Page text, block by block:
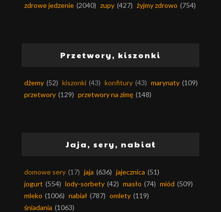
zdrowe jedzenie (2040) zupy (427) żyjmy zdrowo (754)
Przetwory, kiszonki
dżemy (52) kiszonki (43) konfitury (43) marynaty (109)
przetwory (129) przetwory na zimę (148)
Jaja, sery, nabiał
domowe sery (17) jaja (636) jajecznica (51)
jogurt (554) lody-sorbety (42) masło (74) miód (509)
mleko (1006) nabiał (787) omlety (119)
śniadania (1063)